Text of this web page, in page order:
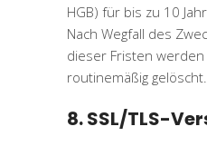
HGB) für bis zu 10
Nach Wegfall des
dieser Fristen
routinemäßig gelöscht.
8. SSL/TLS-